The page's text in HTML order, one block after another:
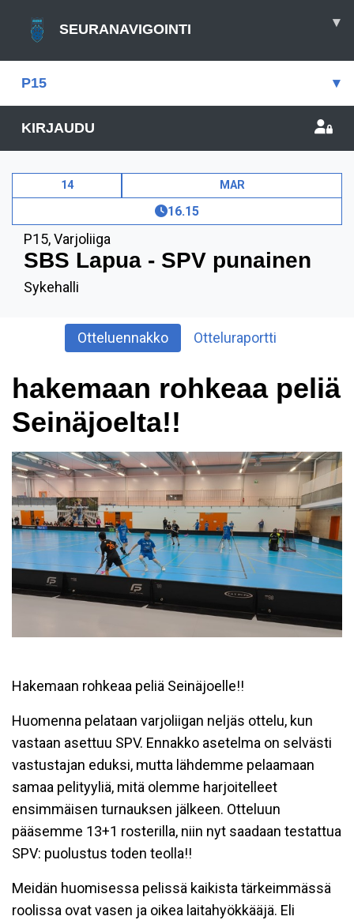
SEURANAVIGOINTI ▾
P15 ▾
KIRJAUDU
14 MAR
16.15
P15,Varjoliiga
SBS Lapua - SPV punainen
Sykehalli
Otteluennakko Otteluraportti
hakemaan rohkeaa peliä
Seinäjoelta!!
Hakemaan rohkeaa peliä Seinäjoelle!!
Huomenna pelataan varjoliigan neljäs ottelu, kun
vastaan asettuu SPV. Ennakko asetelma on selvästi
vastustajan eduksi, mutta lähdemme pelaamaan
samaa pelityyliä, mitä olemme harjoitelleet
ensimmäisen turnauksen jälkeen. Otteluun
pääsemme 13+1 rosterilla, niin nyt saadaan testattua
SPV: puolustus toden teolla!!
Meidän huomisessa pelissä kaikista tärkeimmässä
roolissa ovat vasen ja oikea laitahyökkääjä. Eli